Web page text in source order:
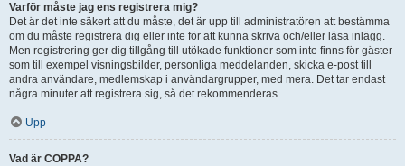
Varför måste jag ens registrera mig?
Det är det inte säkert att du måste, det är upp till administratören att bestämma
om du måste registrera dig eller inte för att kunna skriva och/eller läsa inlägg.
Men registrering ger dig tillgång till utökade funktioner som inte finns för gäster
som till exempel visningsbilder, personliga meddelanden, skicka e-post till
andra användare, medlemskap i användargrupper, med mera. Det tar endast
några minuter att registrera sig, så det rekommenderas.
Upp
Vad är COPPA?